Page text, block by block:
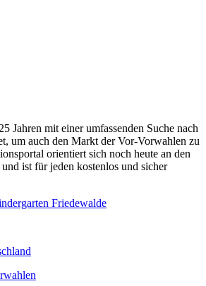
Jahren mit einer umfassenden Suche nach
um auch den Markt der Vor-Vorwahlen zu
orientiert sich noch heute an den
ist für jeden kostenlos und sicher
Friedewalde